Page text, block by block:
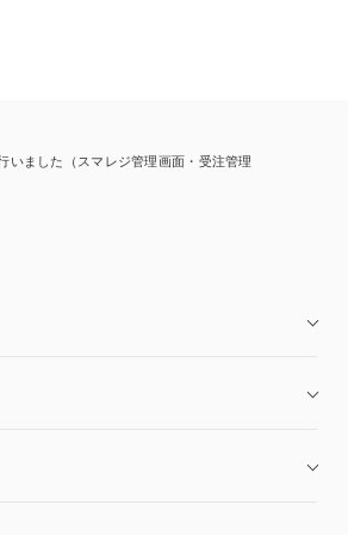
いました（スマレジ管理画面・受注管理